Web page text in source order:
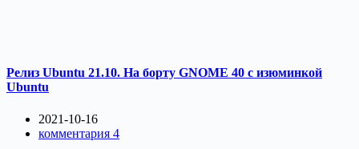
Релиз Ubuntu 21.10. На борту GNOME 40 с изюминкой
Ubuntu
2021-10-16
комментария 4